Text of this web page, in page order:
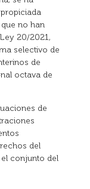
no han
20/2021,
selectivo de
de
octava de
de
del
conjunto del